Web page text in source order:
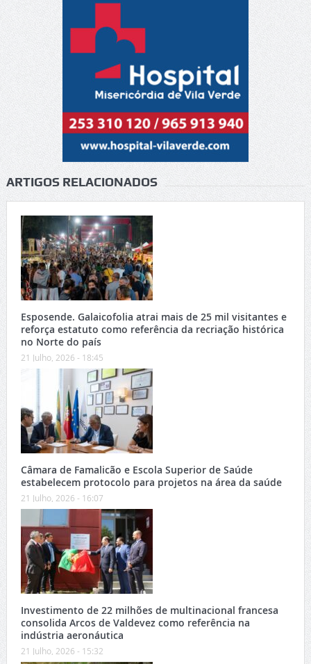
ARTIGOS RELACIONADOS
Esposende. Galaicofolia atrai mais de 25 mil visitantes e
reforça estatuto como referência da recriação histórica
no Norte do país
21 Julho, 2026 - 18:45
Câmara de Famalicão e Escola Superior de Saúde
estabelecem protocolo para projetos na área da saúde
21 Julho, 2026 - 16:07
Investimento de 22 milhões de multinacional francesa
consolida Arcos de Valdevez como referência na
indústria aeronáutica
21 Julho, 2026 - 15:32